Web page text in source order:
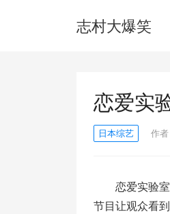
志村大爆笑
恋爱实
日本综艺 作者
恋爱实验
节目让观众看